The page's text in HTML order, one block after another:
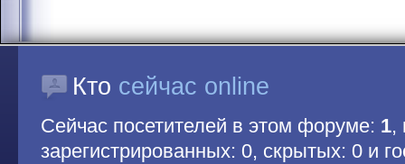
Кто сейчас online
Сейчас посетителей в этом форуме: 1,
зарегистрированных: 0, скрытых: 0 и